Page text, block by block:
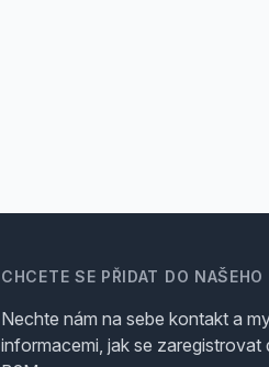
CHCETE SE PŘIDAT DO
Nechte nám na sebe kontakt a
informacemi, jak se zaregistrovat